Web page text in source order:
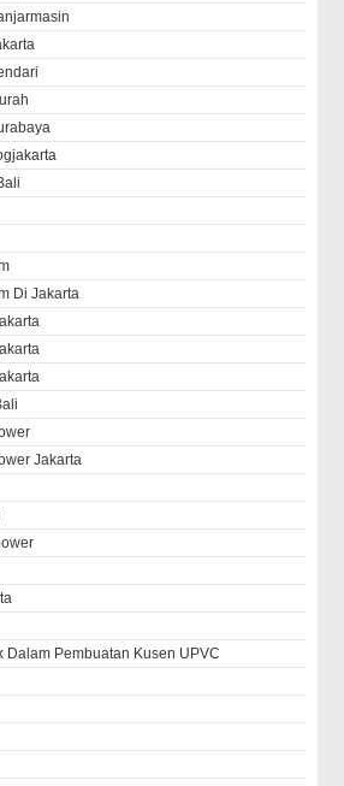
Di Jakarta
Jakarta
Dalam Pembuatan Kusen UPVC